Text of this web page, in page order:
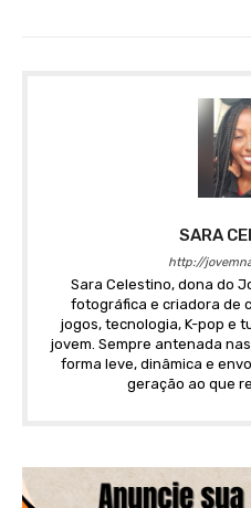
SARA
http://
Sara Celestino, dona do
fotográfica e criadora de
jogos, tecnologia, K-pop e
jovem. Sempre antenada
forma leve, dinâmica e
geração ao que